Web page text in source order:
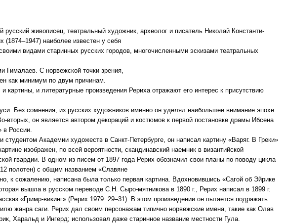
русский живописец, театральный художник, археолог и писатель Николай Константи-
(1874–1947) наиболее известен у себя
видами старинных русских городов, многочисленными эскизами театральных
Гималаев. С норвежской точки зрения,
как минимум по двум причинам.
картины, и литературные произведения Рериха отражают его интерес к присутствию
Без сомнения, из русских художников именно он уделял наибольшее внимание эпохе
вторых, он является автором декораций и костюмов к первой постановке драмы Ибсена
в России.
студентом Академии художеств в Санкт-Петербурге, он написал картину «Варяг. В Греки»
изображен, по всей вероятности, скандинавский наемник в византийской
гвардии. В одном из писем от 1897 года Рерих обозначил свои планы по поводу цикла
полотен) с общим названием «Славяне
к сожалению, написана была только первая картина. Вдохновившись «Сагой об Эйрике
вышла в русском переводе С.Н. Сыро-мятникова в 1890 г., Рерих написал в 1899 г.
«Гримр-викинг» (Рерих 1979: 29–31). В этом произведении он пытается подражать
жанра саги. Рерих дал своим персонажам типично норвежские имена, такие как Олав
Харальд и Ингерд; использовал даже старинное название местности Гула.